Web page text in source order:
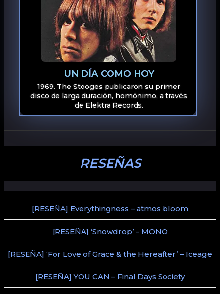
UN DÍA COMO HOY
1969. The Stooges publicaron su primer
disco de larga duración, homónimo, a través
de Elektra Records.
RESEÑAS
[RESEÑA] Everythingness – atmos bloom
[RESEÑA] ‘Snowdrop’ – MONO
[RESEÑA] ‘For Love of Grace & the Hereafter’ – Iceage
[RESEÑA] YOU CAN – Final Days Society